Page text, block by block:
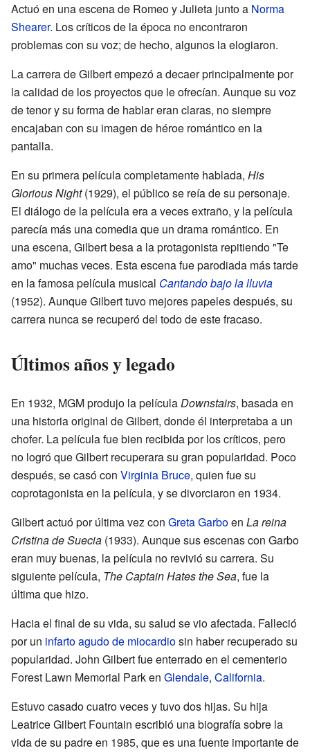
Actuó en una escena de Romeo y Julieta junto a Norma
Shearer. Los críticos de la época no encontraron
problemas con su voz; de hecho, algunos la elogiaron.
La carrera de Gilbert empezó a decaer principalmente por
la calidad de los proyectos que le ofrecían. Aunque su voz
de tenor y su forma de hablar eran claras, no siempre
encajaban con su imagen de héroe romántico en la
pantalla.
En su primera película completamente hablada, His
Glorious Night(1929), el público se reía de su personaje.
El diálogo de la película era a veces extraño, y la película
parecía más una comedia que un drama romántico. En
una escena, Gilbert besa a la protagonista repitiendo "Te
amo" muchas veces. Esta escena fue parodiada más tarde
en la famosa película musical Cantando bajo la lluvia
(1952). Aunque Gilbert tuvo mejores papeles después, su
carrera nunca se recuperó del todo de este fracaso.
Últimos años y legado
En 1932, MGM produjo la películaDownstairs, basada en
una historia original de Gilbert, donde él interpretaba a un
chofer. La película fue bien recibida por los críticos, pero
no logró que Gilbert recuperara su gran popularidad. Poco
después, se casó con Virginia Bruce, quien fue su
coprotagonista en la película, y se divorciaron en 1934.
Gilbert actuó por última vez con Greta Garboen La reina
Cristina de Suecia (1933). Aunque sus escenas con Garbo
eran muy buenas, la película no revivió su carrera. Su
siguiente película, The Captain Hates the Sea, fue la
última que hizo.
Hacia el final de su vida, su salud se vio afectada. Falleció
por un infarto agudo de miocardiosin haber recuperado su
popularidad. John Gilbert fue enterrado en el cementerio
Forest Lawn Memorial Park en Glendale, California.
Estuvo casado cuatro veces y tuvo dos hijas. Su hija
Leatrice Gilbert Fountain escribió una biografía sobre la
vida de su padre en 1985, que es una fuente importante de